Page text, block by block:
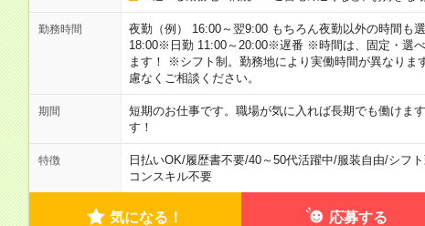
勤務時間
夜勤（例） 16:00～翌9:00 もちろん夜勤以外の時間
18:00※日勤 11:00～20:00※遅番 ※時間は、固定・選
ます！ ※シフト制。勤務地により実働時間が異なり
慮なくご相談ください。
期間
短期のお仕事です。職場が気に入れば長期でも働け
す！
特徴 日払いOK/履歴書不要/40～50代活躍中/服装自由/シフ
コンスキル不要
気になる！ 応募する